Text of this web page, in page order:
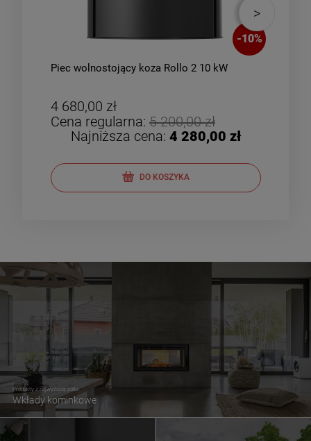
-10%
Piec wolnostojący koza Rollo 2 10 kW
4 680,00 zł
Cena regularna: 5 200,00 zł
Najniższa cena: 4 280,00 zł
DO KOSZYKA
Produkty z najwyższej półki
Wkłady kominkowe